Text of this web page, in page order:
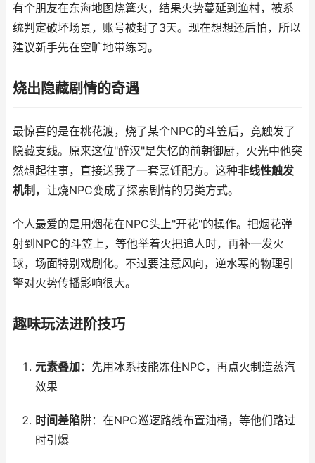
有个朋友在东海地图烧篝火，结果火势蔓延到渔村，被系
统判定破坏场景，账号被封了3天。现在想想还后怕，所以
建议新手先在空旷地带练习。
烧出隐藏剧情的奇遇
最惊喜的是在桃花渡，烧了某个NPC的斗笠后，竟触发了
隐藏支线。原来这位"醉汉"是失忆的前朝御厨，火光中他突
然想起往事，直接送我了一套烹饪配方。这种非线性触发
机制 ，让烧NPC变成了探索剧情的另类方式。
个人最爱的是用烟花在NPC头上"开花"的操作。把烟花弹
射到NPC的斗笠上，等他举着火把追人时，再补一发火
球，场面特别戏剧化。不过要注意风向，逆水寒的物理引
擎对火势传播影响很大。
趣味玩法进阶技巧
元素叠加 ：先用冰系技能冻住NPC，再点火制造蒸汽
效果
时间差陷阱：在NPC巡逻路线布置油桶，等他们路过
时引爆